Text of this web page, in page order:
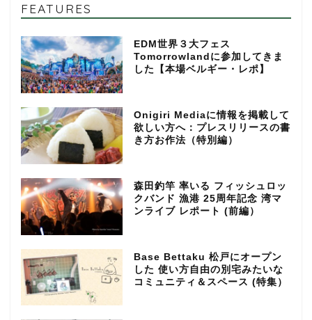
FEATURES
EDM世界３大フェス
Tomorrowlandに参加してきま
した【本場ベルギー・レポ】
Onigiri Mediaに情報を掲載して
欲しい方へ：プレスリリースの書
き方お作法（特別編）
森田釣竿 率いる フィッシュロッ
クバンド 漁港 25周年記念 湾マ
ンライブ レポート (前編）
Base Bettaku 松戸にオープン
した 使い方自由の別宅みたいな
コミュニティ＆スペース (特集）